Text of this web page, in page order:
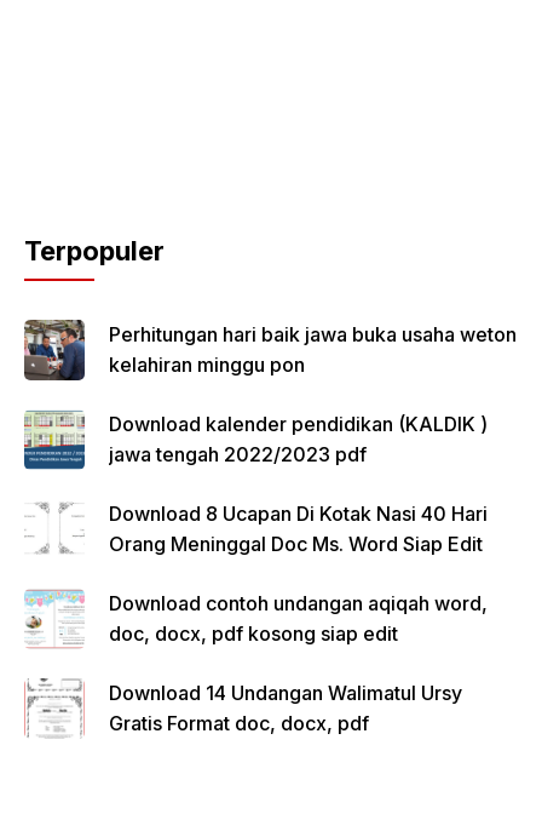
Terpopuler
Perhitungan hari baik jawa buka usaha weton
kelahiran minggu pon
Download kalender pendidikan (KALDIK )
jawa tengah 2022/2023 pdf
Download 8 Ucapan Di Kotak Nasi 40 Hari
Orang Meninggal Doc Ms. Word Siap Edit
Download contoh undangan aqiqah word,
doc, docx, pdf kosong siap edit
Download 14 Undangan Walimatul Ursy
Gratis Format doc, docx, pdf